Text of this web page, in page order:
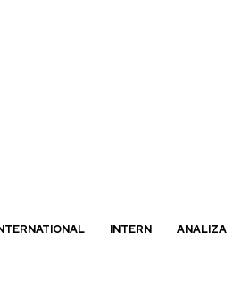
INTERN ANALIZA